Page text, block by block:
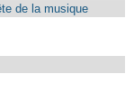
de la musique